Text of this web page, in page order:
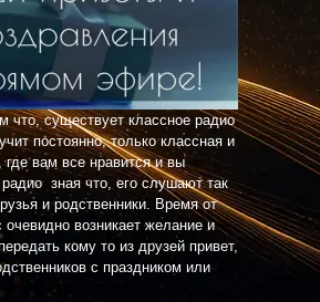
что, существует классное радио
постоянно, только классная и
где вам все нравится и вы
зная что, его слушают так
и родственники. Время от
очевидно возникает желание и
кому то из друзей привет,
с праздником или